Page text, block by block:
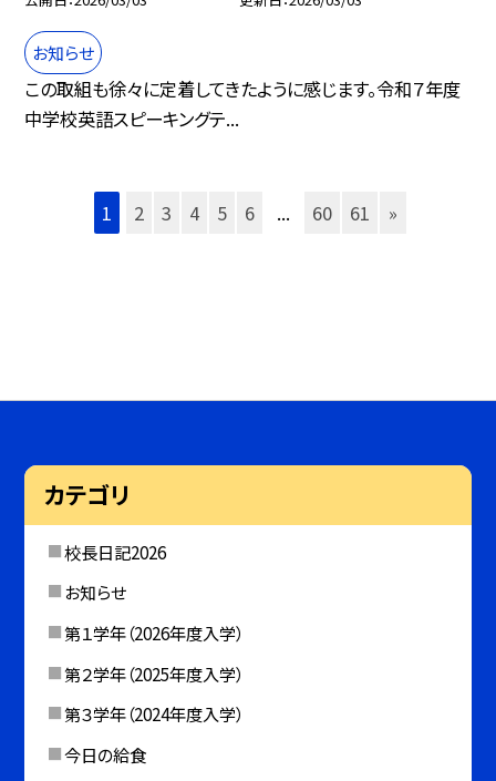
お知らせ
この取組も徐々に定着してきたように感じます。令和７年度
中学校英語スピーキングテ...
1 2 3 4 5 6 ... 60 61 »
カテゴリ
校長日記2026
お知らせ
第１学年（2026年度入学）
第２学年（2025年度入学）
第３学年（2024年度入学）
今日の給食